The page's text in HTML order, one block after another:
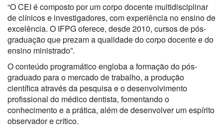
“O CEI é composto por um corpo docente multidisciplinar
de clínicos e investigadores, com experiência no ensino de
excelência. O IFPG oferece, desde 2010, cursos de pós-
graduação que prezam a qualidade do corpo docente e do
ensino ministrado”.
O conteúdo programático engloba a formação do pós-
graduado para o mercado de trabalho, a produção
científica através da pesquisa e o desenvolvimento
profissional do médico dentista, fomentando o
conhecimento e a prática, além de desenvolver um espírito
observador e crítico.